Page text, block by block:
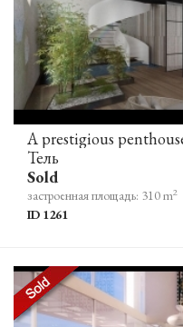
Тель
Sold
застроенная площадь: 310 m2
ID 1261